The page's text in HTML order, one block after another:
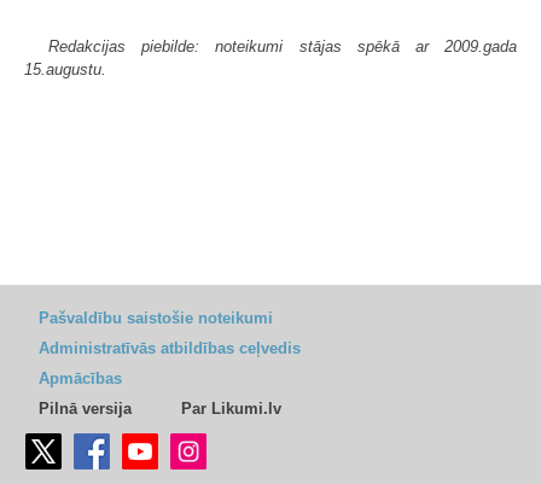
Redakcijas piebilde: noteikumi stājas spēkā ar 2009.gada
15.augustu.
Pašvaldību saistošie noteikumi
Administratīvās atbildības ceļvedis
Apmācības
Pilnā versija
Par Likumi.lv